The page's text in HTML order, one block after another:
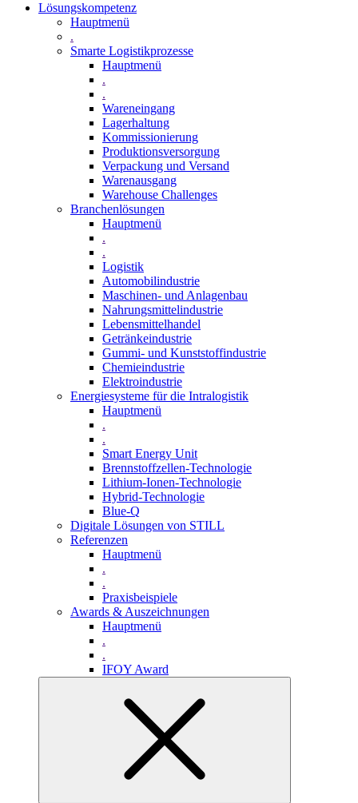
Lösungskompetenz
Hauptmenü
.
Smarte Logistikprozesse
Hauptmenü
.
.
Wareneingang
Lagerhaltung
Kommissionierung
Produktionsversorgung
Verpackung und Versand
Warenausgang
Warehouse Challenges
Branchenlösungen
Hauptmenü
.
.
Logistik
Automobilindustrie
Maschinen- und Anlagenbau
Nahrungsmittelindustrie
Lebensmittelhandel
Getränkeindustrie
Gummi­- und Kunststoffindustrie
Chemieindustrie
Elektroindustrie
Energiesysteme für die Intralogistik
Hauptmenü
.
.
Smart Energy Unit
Brennstoffzellen-Technologie
Lithium-Ionen-Technologie
Hybrid-Technologie
Blue-Q
Digitale Lösungen von STILL
Referenzen
Hauptmenü
.
.
Praxisbeispiele
Awards & Auszeichnungen
Hauptmenü
.
.
IFOY Award